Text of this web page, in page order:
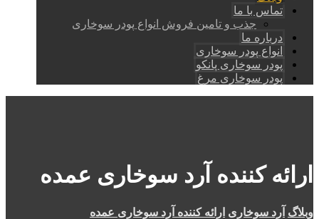
تماس با ما
جذب و تامین فروش انواع پودر سوخاری
درباره ما
انواع پودر سوخاری
پودر سوخاری پانکو
پودر سوخاری مرغ
ارائه کننده آرد سوخاری عمده
وبلاگ آرد سوخاری ارائه کننده آرد سوخاری عمده